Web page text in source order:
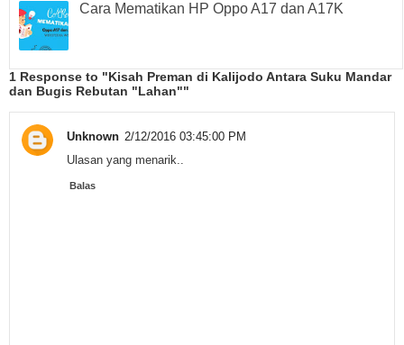
Cara Mematikan HP Oppo A17 dan A17K
1 Response to "Kisah Preman di Kalijodo Antara Suku Mandar
dan Bugis Rebutan "Lahan""
Unknown 2/12/2016 03:45:00 PM
Ulasan yang menarik..
Balas